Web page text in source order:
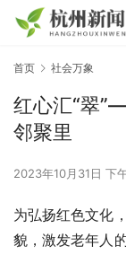
首页 社会万象
红心汇“翠
邻聚里
2023年10月31日 下
为弘扬红色文化
貌，激发老年人